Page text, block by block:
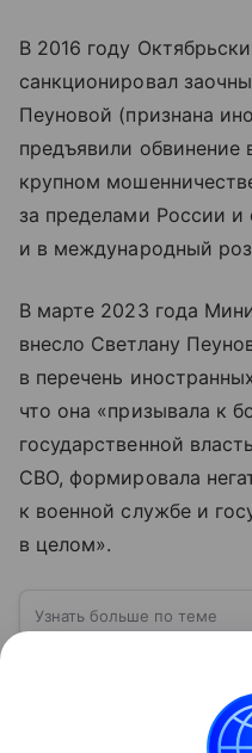
В 2016 году
санкционировал
Пеуновой (признана
предъявили обвинение
крупном
за пределами России и
и в международный
В марте 2023 года
внесло Светлану
в перечень
что она «призывала к
государственной
СВО, формировала
к военной службе и
в целом».
Узнать больше по теме
Государственная дума
системе российской
обсуждаются и